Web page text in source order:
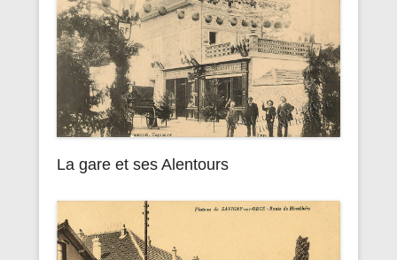
La gare et ses Alentours